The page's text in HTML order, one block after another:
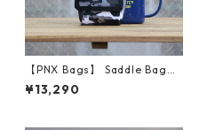
【PNX Bags】 Saddle Bag
（Urban Camo）
¥13,290